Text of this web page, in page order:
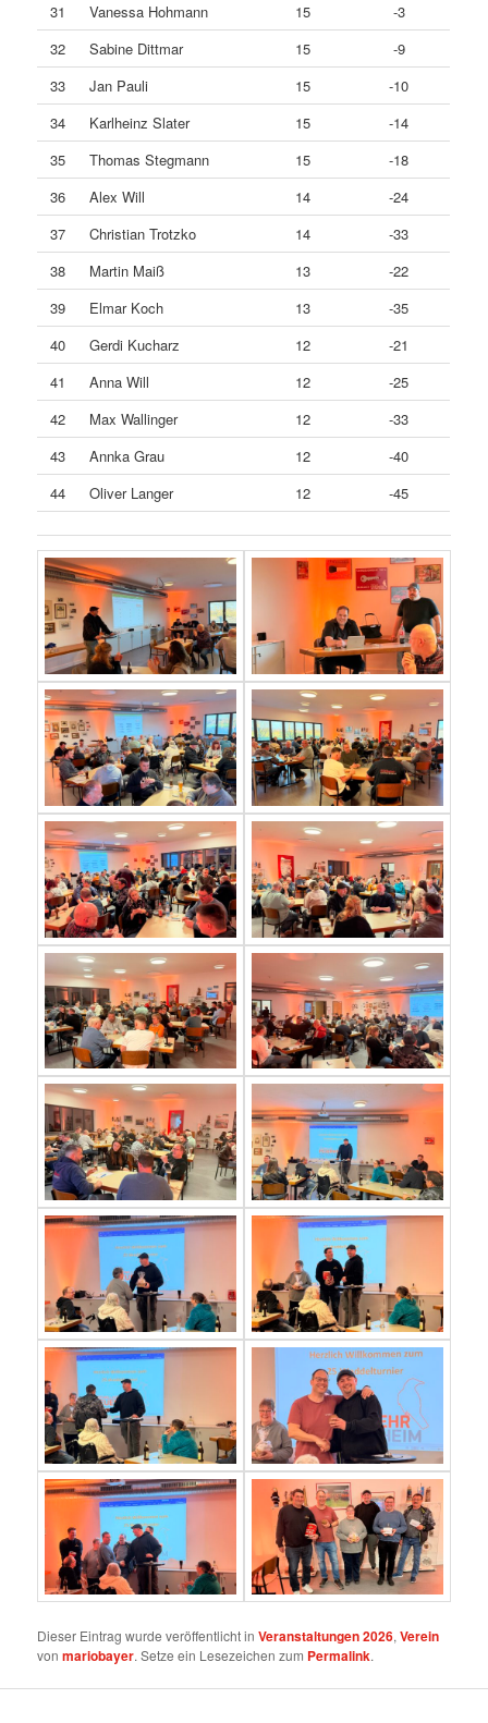
31
Vanessa Hohmann 15
-3
32
Sabine Dittmar 15
-9
33
Jan Pauli 15
-10
34
Karlheinz Slater 15
-14
35
Thomas Stegmann 15
-18
36
Alex Will 14
-24
37
Christian Trotzko 14
-33
38
Martin Maiß 13
-22
39
Elmar Koch 13
-35
40
Gerdi Kucharz 12
-21
41
Anna Will 12
-25
42
Max Wallinger 12
-33
43
Annka Grau 12
-40
44
Oliver Langer 12 -45
Dieser Eintrag wurde veröffentlicht inVeranstaltungen 2026,Verein
vonmariobayer. Setze ein Lesezeichen zum Permalink.